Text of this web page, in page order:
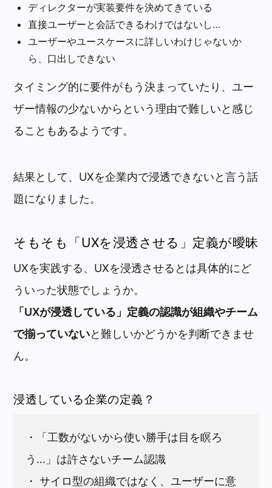
ディレクターが実装要件を決めてきている
直接ユーザーと会話できるわけではないし…
ユーザーやユースケースに詳しいわけじゃないか
ら、口出しできない
タイミング的に要件がもう決まっていたり、ユー
ザー情報の少ないからという理由で難しいと感じ
ることもあるようです。
結果として、UXを企業内で浸透できないと言う話
題になりました。
そもそも「UXを浸透させる」定義が曖昧
UXを実践する、UXを浸透させるとは具体的にど
ういった状態でしょうか。
「UXが浸透している」定義の認識が組織やチーム
で揃っていないと難しいかどうかを判断できませ
ん。
浸透している企業の定義？
・「工数がないから使い勝手は目を瞑ろ
う…」は許さないチーム認識
・ サイロ型の組織ではなく、ユーザーに意